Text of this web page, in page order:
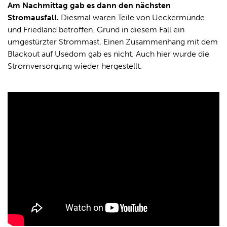
Am Nachmittag gab es dann den nächsten
Stromausfall. Diesmal waren Teile von Ueckermünde
und Friedland betroffen. Grund in diesem Fall ein
umgestürzter Strommast. Einen Zusammenhang mit dem
Blackout auf Usedom gab es nicht. Auch hier wurde die
Stromversorgung wieder hergestellt.